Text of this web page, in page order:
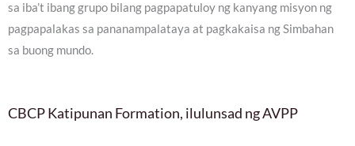
sa iba’t ibang grupo bilang pagpapatuloy ng kanyang misyon ng
pagpapalakas sa pananampalataya at pagkakaisa ng Simbahan
sa buong mundo.
CBCP Katipunan Formation, ilulunsad ng AVPP